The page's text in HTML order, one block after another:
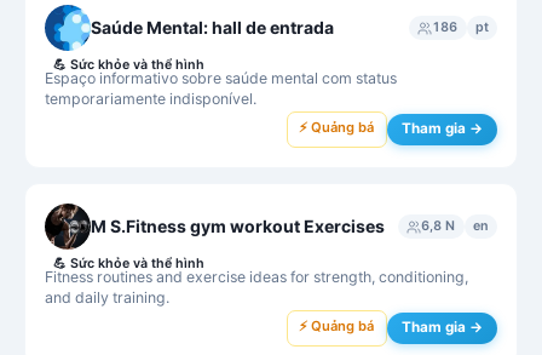
Saúde Mental: hall de entrada 186 pt
Espaço informativo sobre saúde mental com status
temporariamente indisponível.
💪 Sức khỏe và thể hình
⚡ Quảng bá Tham gia →
M S.Fitness gym workout Exercises 6,8 N en
Fitness routines and exercise ideas for strength, conditioning,
and daily training.
💪 Sức khỏe và thể hình
⚡ Quảng bá Tham gia →